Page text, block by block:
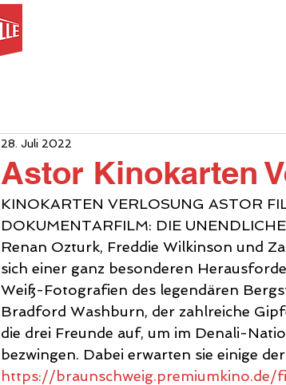
Astor Kinokarten
28. Juli 2022
KINOKARTEN VERLOSUNG ASTOR
DOKUMENTARFILM: DIE
Renan Ozturk, Freddie Wilkinson und
sich einer ganz besonderen
Weiß-Fotografien des legendären
Bradford Washburn, der zahlreiche
die drei Freunde auf, um im Denali-
bezwingen. Dabei erwarten sie einige
https://